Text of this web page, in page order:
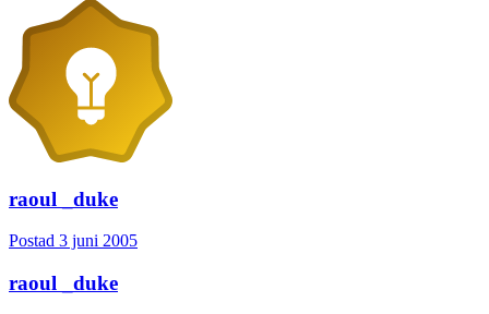
raoul _duke
Postad 3 juni 2005
raoul _duke